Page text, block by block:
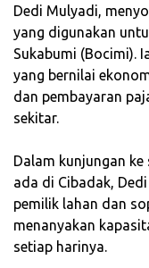
Dedi Mulyadi,
yang digunakan
Sukabumi (Bocimi).
yang bernilai
dan pembayaran
sekitar.
‎Dalam kunjungan
ada di Cibadak,
pemilik lahan dan
menanyakan
setiap harinya.